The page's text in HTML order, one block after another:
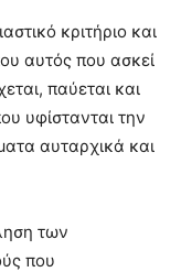
κριτήριο και
αυτός που ασκεί
παύεται και
υφίστανται την
αυταρχικά και
των
που